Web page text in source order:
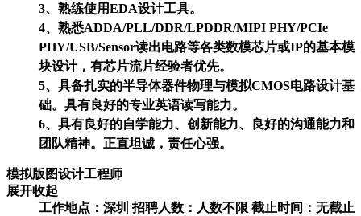
3、熟练使用EDA设计工具。
4、熟悉ADDA/PLL/DDR/LPDDR/MIPI PHY/PCIe
PHY/USB/Sensor读出电路等各类数模芯片或IP的基本模
块设计，有芯片流片经验者优先。
5、具备扎实的半导体器件物理与模拟CMOS电路设计基
础。具有良好的专业英语读写能力。
6、具有良好的自学能力、创新能力、良好的沟通能力和
团队精神。正直坦诚，责任心强。
模拟版图设计工程师
展开收起
工作地点：深圳
招聘人数：人数不限 截止时间：无截止